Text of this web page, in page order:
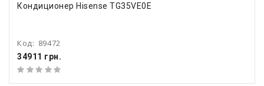
Кондиционер Hisense TG35VE0E
Код: 89472
34911 грн.